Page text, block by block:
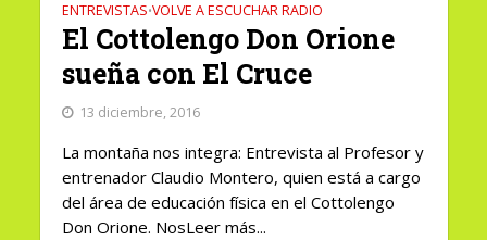
ENTREVISTAS•VOLVE A ESCUCHAR RADIO
El Cottolengo Don Orione
sueña con El Cruce
13 diciembre, 2016
La montaña nos integra: Entrevista al Profesor y
entrenador Claudio Montero, quien está a cargo
del área de educación física en el Cottolengo
Don Orione. NosLeer más...